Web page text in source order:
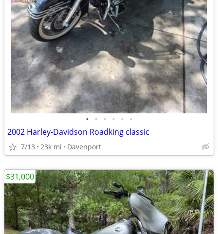
• • • • • •
2002 Harley-Davidson Roadking classic
7/13 23k mi Davenport
$31,000